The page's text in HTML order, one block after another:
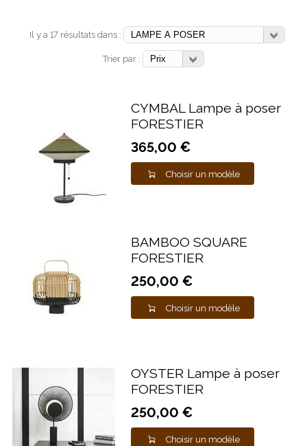
Il y a 17 résultats dans :
Trier par :
CYMBAL Lampe à poser
FORESTIER
365,00 €
Choisir un modèle
BAMBOO SQUARE
FORESTIER
250,00 €
Choisir un modèle
OYSTER Lampe à poser
FORESTIER
250,00 €
Choisir un modèle